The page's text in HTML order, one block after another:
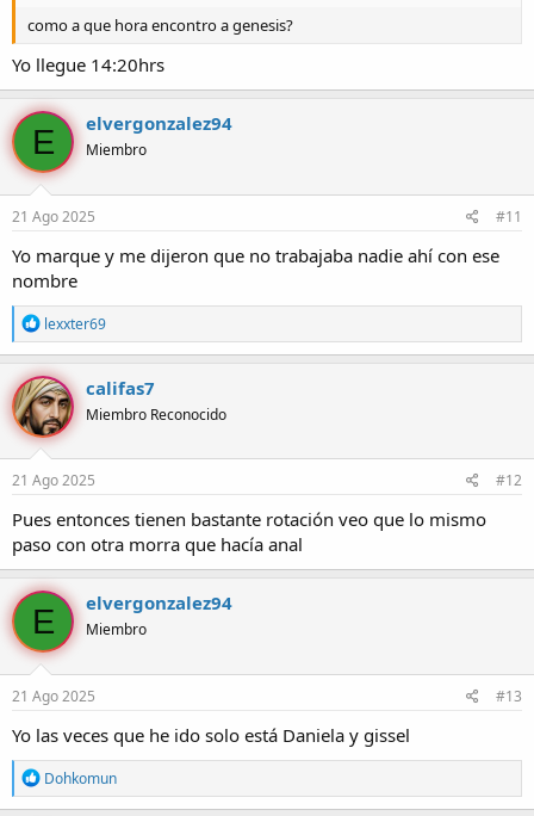
como a que hora encontro a genesis?
Yo llegue 14:20hrs
E elvergonzalez94
Miembro
21 Ago 2025 #11
Yo marque y me dijeron que no trabajaba nadie ahí con ese
nombre
R
e
a
c
c
i
o
n
e
s
:
lexxter69
califas7
Miembro Reconocido
21 Ago 2025 #12
Pues entonces tienen bastante rotación veo que lo mismo
paso con otra morra que hacía anal
E elvergonzalez94
Miembro
21 Ago 2025 #13
Yo las veces que he ido solo está Daniela y gissel
R
e
Dohkomun